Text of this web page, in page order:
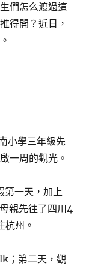
們怎么渡過這
得開？近日，
小學三年級先
一周的觀光。
第一天，加上
親先往了四川4
杭州。
；第二天，觀